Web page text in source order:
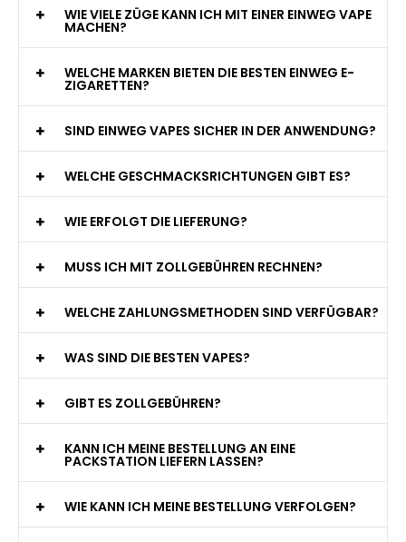
WIE VIELE ZÜGE KANN ICH MIT EINER EINWEG VAPE
MACHEN?
WELCHE MARKEN BIETEN DIE BESTEN EINWEG E-
ZIGARETTEN?
SIND EINWEG VAPES SICHER IN DER ANWENDUNG?
WELCHE GESCHMACKSRICHTUNGEN GIBT ES?
WIE ERFOLGT DIE LIEFERUNG?
MUSS ICH MIT ZOLLGEBÜHREN RECHNEN?
WELCHE ZAHLUNGSMETHODEN SIND VERFÜGBAR?
WAS SIND DIE BESTEN VAPES?
GIBT ES ZOLLGEBÜHREN?
KANN ICH MEINE BESTELLUNG AN EINE
PACKSTATION LIEFERN LASSEN?
WIE KANN ICH MEINE BESTELLUNG VERFOLGEN?